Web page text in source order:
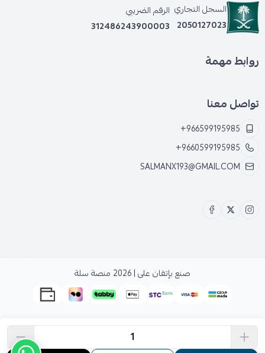
السجل التجاري
2050127023
الرقم الضريبي
312486243900003
روابط مهمة
تواصل معنا
+966599195985
+9660599195985
SALMANX193@GMAIL.COM
صنع بإتقان على | 2026 منصة سلة